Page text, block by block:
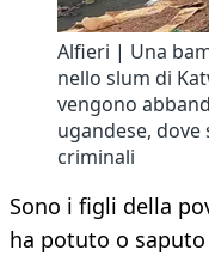
Alfieri | Una
nello slum di
vengono
ugandese,
criminali
Sono i figli della
ha potuto o